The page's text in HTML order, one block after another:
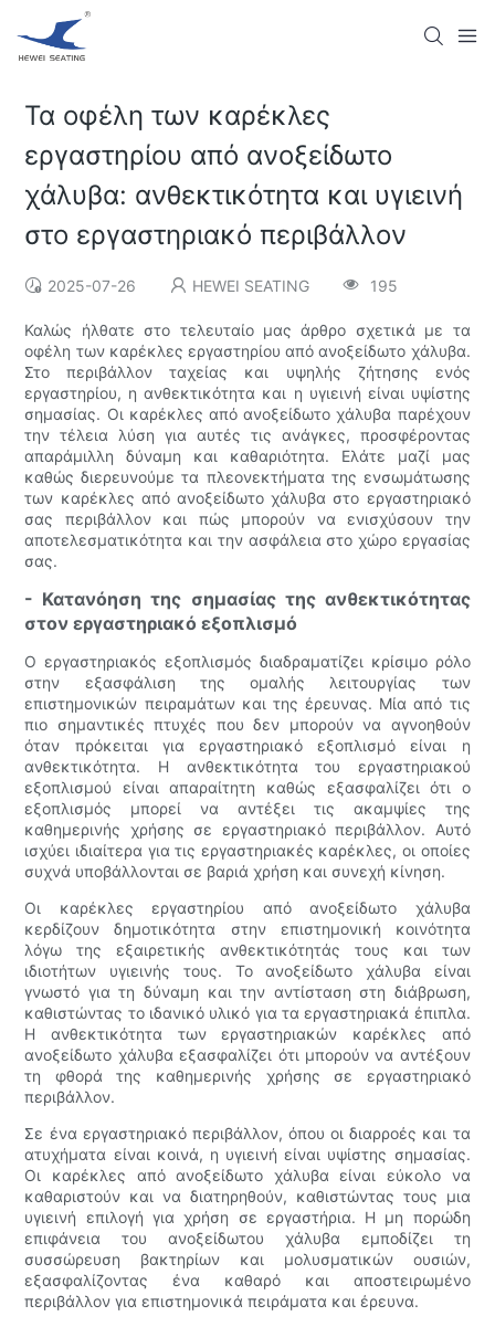
Τα οφέλη των καρέκλες
εργαστηρίου από ανοξείδωτο
χάλυβα: ανθεκτικότητα και υγιεινή
στο εργαστηριακό περιβάλλον
2025-07-26 HEWEI SEATING 195
Καλώς ήλθατε στο τελευταίο μας άρθρο σχετικά με τα
οφέλη των καρέκλες εργαστηρίου από ανοξείδωτο χάλυβα.
Στο περιβάλλον ταχείας και υψηλής ζήτησης ενός
εργαστηρίου, η ανθεκτικότητα και η υγιεινή είναι υψίστης
σημασίας. Οι καρέκλες από ανοξείδωτο χάλυβα παρέχουν
την τέλεια λύση για αυτές τις ανάγκες, προσφέροντας
απαράμιλλη δύναμη και καθαριότητα. Ελάτε μαζί μας
καθώς διερευνούμε τα πλεονεκτήματα της ενσωμάτωσης
των καρέκλες από ανοξείδωτο χάλυβα στο εργαστηριακό
σας περιβάλλον και πώς μπορούν να ενισχύσουν την
αποτελεσματικότητα και την ασφάλεια στο χώρο εργασίας
σας.
- Κατανόηση της σημασίας της ανθεκτικότητας
στον εργαστηριακό εξοπλισμό
Ο εργαστηριακός εξοπλισμός διαδραματίζει κρίσιμο ρόλο
στην εξασφάλιση της ομαλής λειτουργίας των
επιστημονικών πειραμάτων και της έρευνας. Μία από τις
πιο σημαντικές πτυχές που δεν μπορούν να αγνοηθούν
όταν πρόκειται για εργαστηριακό εξοπλισμό είναι η
ανθεκτικότητα. Η ανθεκτικότητα του εργαστηριακού
εξοπλισμού είναι απαραίτητη καθώς εξασφαλίζει ότι ο
εξοπλισμός μπορεί να αντέξει τις ακαμψίες της
καθημερινής χρήσης σε εργαστηριακό περιβάλλον. Αυτό
ισχύει ιδιαίτερα για τις εργαστηριακές καρέκλες, οι οποίες
συχνά υποβάλλονται σε βαριά χρήση και συνεχή κίνηση.
Οι καρέκλες εργαστηρίου από ανοξείδωτο χάλυβα
κερδίζουν δημοτικότητα στην επιστημονική κοινότητα
λόγω της εξαιρετικής ανθεκτικότητάς τους και των
ιδιοτήτων υγιεινής τους. Το ανοξείδωτο χάλυβα είναι
γνωστό για τη δύναμη και την αντίσταση στη διάβρωση,
καθιστώντας το ιδανικό υλικό για τα εργαστηριακά έπιπλα.
Η ανθεκτικότητα των εργαστηριακών καρέκλες από
ανοξείδωτο χάλυβα εξασφαλίζει ότι μπορούν να αντέξουν
τη φθορά της καθημερινής χρήσης σε εργαστηριακό
περιβάλλον.
Σε ένα εργαστηριακό περιβάλλον, όπου οι διαρροές και τα
ατυχήματα είναι κοινά, η υγιεινή είναι υψίστης σημασίας.
Οι καρέκλες από ανοξείδωτο χάλυβα είναι εύκολο να
καθαριστούν και να διατηρηθούν, καθιστώντας τους μια
υγιεινή επιλογή για χρήση σε εργαστήρια. Η μη πορώδη
επιφάνεια του ανοξείδωτου χάλυβα εμποδίζει τη
συσσώρευση βακτηρίων και μολυσματικών ουσιών,
εξασφαλίζοντας ένα καθαρό και αποστειρωμένο
περιβάλλον για επιστημονικά πειράματα και έρευνα.